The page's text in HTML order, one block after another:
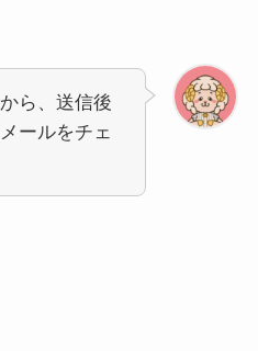
ら、送信後
ールをチェ